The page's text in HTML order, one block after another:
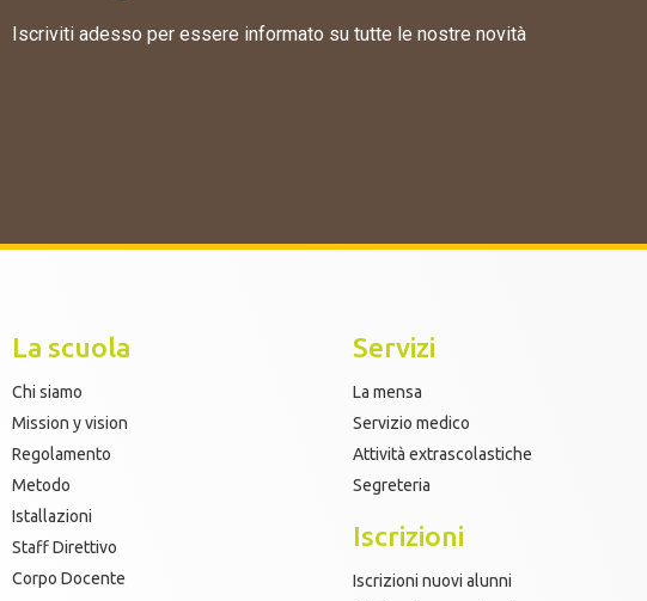
Iscriviti adesso per essere informato su tutte le nostre novità
La scuola
Chi siamo
Mission y vision
Regolamento
Metodo
Istallazioni
Staff Direttivo
Corpo Docente
Servizi
La mensa
Servizio medico
Attività extrascolastiche
Segreteria
Iscrizioni
Iscrizioni nuovi alunni